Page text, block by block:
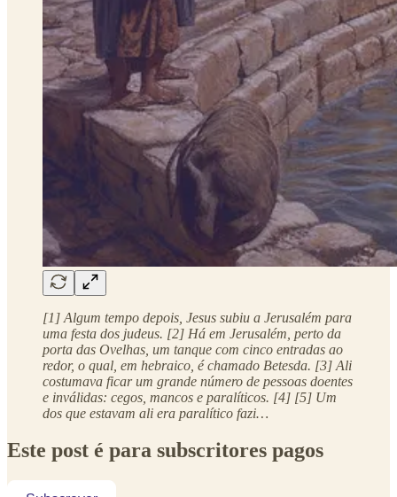
[1] Algum tempo depois, Jesus subiu a Jerusalém para
uma festa dos judeus. [2] Há em Jerusalém, perto da
porta das Ovelhas, um tanque com cinco entradas ao
redor, o qual, em hebraico, é chamado Betesda. [3] Ali
costumava ficar um grande número de pessoas doentes
e inválidas: cegos, mancos e paralíticos. [4] [5] Um
dos que estavam ali era paralítico fazi…
Este post é para subscritores pagos